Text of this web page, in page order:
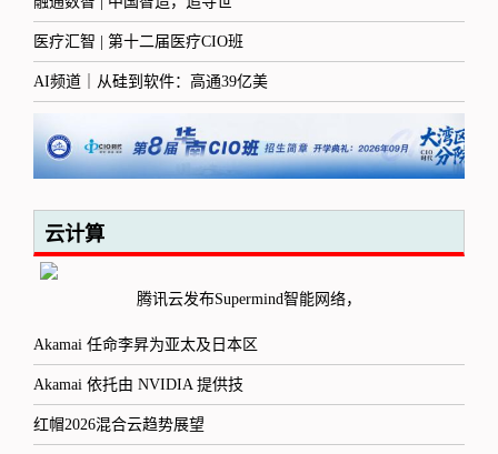
医疗汇智 | 第十二届医疗CIO班
AI频道｜从硅到软件：高通39亿美
云计算
腾讯云发布Supermind智能网络，
Akamai 任命李昇为亚太及日本区
Akamai 依托由 NVIDIA 提供技
红帽2026混合云趋势展望